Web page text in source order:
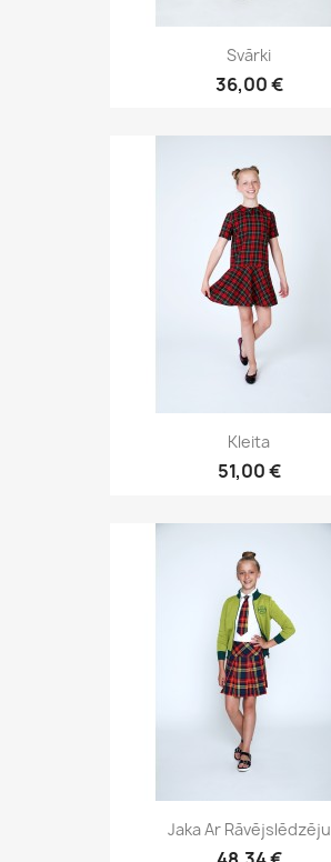
Svārki
36,00 €
Kleita
51,00 €
Jaka Ar Rāvējslēdzēju